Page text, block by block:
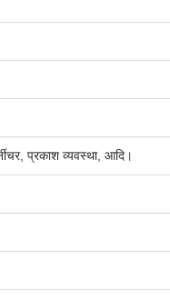
प्रकाश व्यवस्था, आदि।